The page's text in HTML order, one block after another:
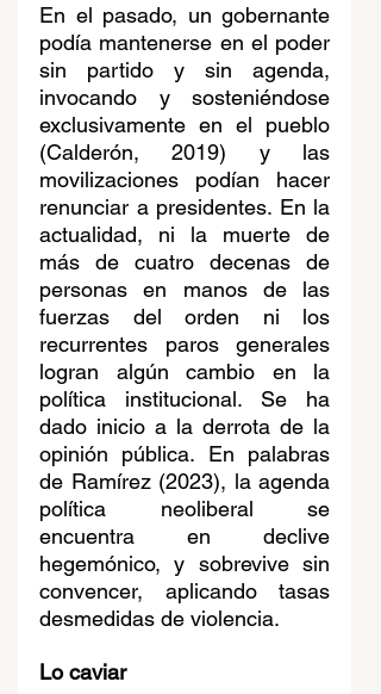
En el pasado, un gobernante
podía mantenerse en el poder
sin partido y sin agenda,
invocando y sosteniéndose
exclusivamente en el pueblo
(Calderón, 2019) y las
movilizaciones podían hacer
renunciar a presidentes. En la
actualidad, ni la muerte de
más de cuatro decenas de
personas en manos de las
fuerzas del orden ni los
recurrentes paros generales
logran algún cambio en la
política institucional. Se ha
dado inicio a la derrota de la
opinión pública. En palabras
de Ramírez (2023), la agenda
política neoliberal se
encuentra en declive
hegemónico, y sobrevive sin
convencer, aplicando tasas
desmedidas de violencia.
Lo caviar